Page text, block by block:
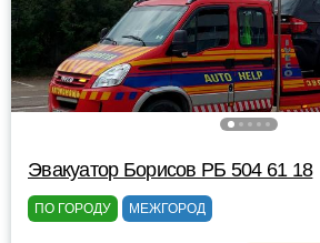
Эвакуатор Борисов РБ 504 61 18
ПО ГОРОДУ МЕЖГОРОД